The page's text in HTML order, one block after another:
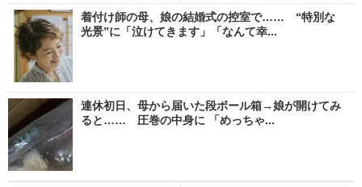
着付け師の母、娘の結婚式の控室で…… “特別な
光景”に「泣けてきます」「なんて幸...
連休初日、母から届いた段ボール箱→娘が開けてみ
ると…… 圧巻の中身に 「めっちゃ...